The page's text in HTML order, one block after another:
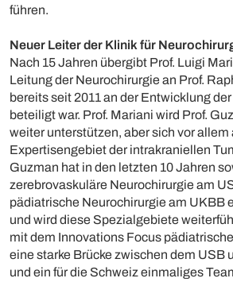
führen.
Neuer Leiter der Klinik für
Nach 15 Jahren übergibt Prof. Luigi
Leitung der Neurochirurgie an Prof.
bereits seit 2011 an der Entwicklung
beteiligt war. Prof. Mariani wird Prof.
weiter unterstützen, aber sich vor allem
Expertisengebiet der intrakraniellen
Guzman hat in den letzten 10 Jahren
zerebrovaskuläre Neurochirurgie am
pädiatrische Neurochirurgie am UKBB
und wird diese Spezialgebiete
mit dem Innovations Focus
eine starke Brücke zwischen dem USB
und ein für die Schweiz einmaliges